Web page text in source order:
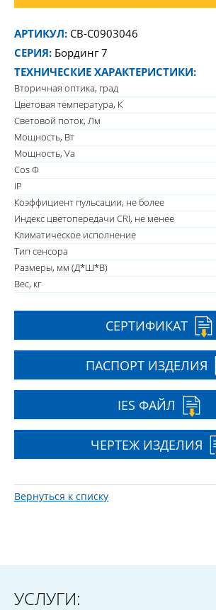
АРТИКУЛ: CB-C0903046
СЕРИЯ: Бординг 7
ТЕХНИЧЕСКИЕ ХАРАКТЕРИСТИКИ:
Вторичная оптика, град
Цветовая температура, К
Световой поток, Лм
Мощность, Вт
Мощность, Va
Cos Ф
IP
Коэффициент пульсации, не более
Индекс цветопередачи CRI, не менее
Климатическое исполнение
Тип сенсора
Размеры, мм (Д*Ш*В)
Вес, кг
СЕРТИФИКАТ
ПАСПОРТ ИЗДЕЛИЯ
IES ФАЙЛ
ЧЕРТЕЖ ИЗДЕЛИЯ
Вернуться к списку
УСЛУГИ: